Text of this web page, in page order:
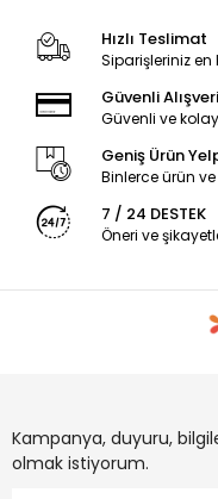
Hızlı Teslimat
Siparişleriniz en
Güvenli
Güvenli ve
Geniş Ürün
Binlerce ürün
7 / 24 DESTEK
Öneri ve
Kampanya, duyuru,
olmak istiyorum.